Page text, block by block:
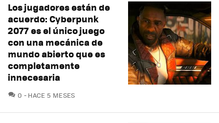
Los jugadores están de
acuerdo: Cyberpunk
2077 es el único juego
con una mecánica de
mundo abierto que es
completamente
innecesaria
0 COMENTARIOS
HACE 5 MESES